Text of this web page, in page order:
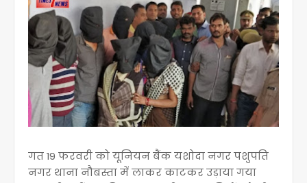
गत 19 फरवरी को यूनियन बैंक यशोदा नगर पशुपति
नगर थाना नौबस्ता में लाकर काटकर उड़ाया गया